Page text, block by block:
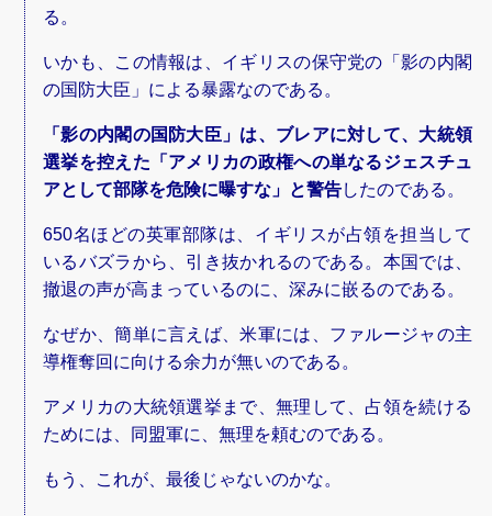
る。
いかも、この情報は、イギリスの保守党の「影の内閣
の国防大臣」による暴露なのである。
「影の内閣の国防大臣」は、ブレアに対して、大統領
選挙を控えた「アメリカの政権への単なるジェスチュ
アとして部隊を危険に曝すな」と警告したのである。
650名ほどの英軍部隊は、イギリスが占領を担当して
いるバズラから、引き抜かれるのである。本国では、
撤退の声が高まっているのに、深みに嵌るのである。
なぜか、簡単に言えば、米軍には、ファルージャの主
導権奪回に向ける余力が無いのである。
アメリカの大統領選挙まで、無理して、占領を続ける
ためには、同盟軍に、無理を頼むのである。
もう、これが、最後じゃないのかな。